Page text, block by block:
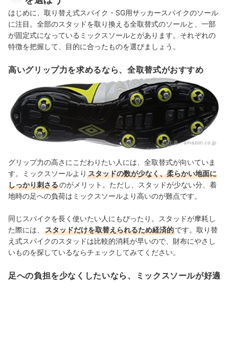
はじめに、取り替え式スパイク・SG用サッカースパイクのソール
に注目。全部のスタッドを取り換える全取替式のソールと、一部
が固定式になっているミックスソールとがあります。それぞれの
特徴を把握して、目的に合ったものを選びましょう。
高いグリップ力を求めるなら、全取替式がおすすめ
出典：amazon.co.jp
グリップ力の高さにこだわりたい人には、全取替式が向いていま
す。ミックスソールより スタッドの数が少なく、柔らかい地面に
しっかり刺さるのがメリット。ただし、スタッドが少ない分、着
地時の足への負荷はミックスソールより高いのが難点です。
同じスパイクを長く使いたい人にもぴったり。スタッドが摩耗し
た際には、
スタッドだけを取替えられるため経済的です。取り替
え式スパイクのスタッドは比較的消耗が早いので、財布にやさし
いものを探しているならチェックしてみてください。
足への負担を少なくしたいなら、ミックスソールが好適